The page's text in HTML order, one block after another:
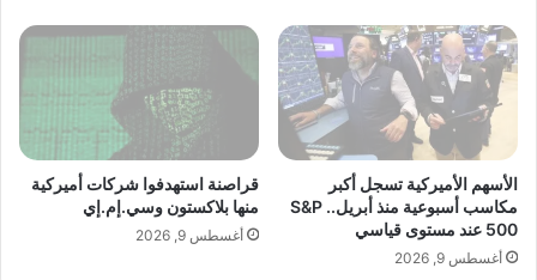
arabmagazeine.com — الممثلة فرح عمرو تحتفل بعيد
ميلادها
ي
د
م
ل
ب
ع
ن
الأسهم الأميركية تسجل أكبر
مكاسب أسبوعية منذ أبريل.. S&P
500 عند مستوى قياسي
أغسطس 9, 2026
قراصنة استهدفوا شركات أميركية
منها بلاكستون وسي.إم.إي
أغسطس 9, 2026